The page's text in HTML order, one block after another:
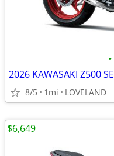
•
2026 KAWASAKI Z500 SE
8/5 1mi LOVELAND
$6,649